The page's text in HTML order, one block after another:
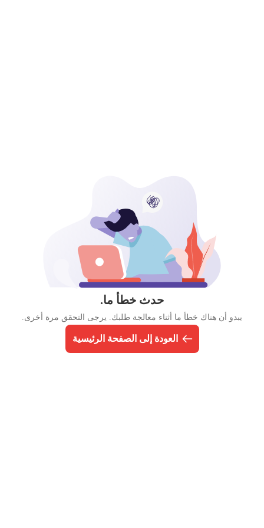
حدث خطأ ما.
يبدو أن هناك خطأ ما أثناء معالجة طلبك. يرجى التحقق مرة أخرى.
العودة إلى الصفحة الرئيسية